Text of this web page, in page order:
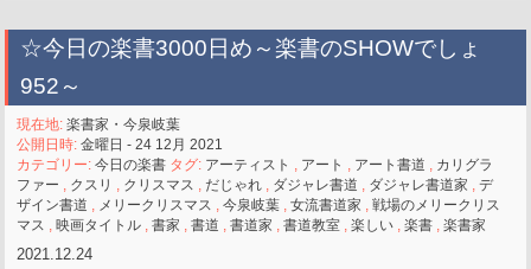
☆今日の楽書3000日め～楽書のSHOWでしょ
952～
現在地:楽書家・今泉岐葉
公開日時:金曜日 - 24 12月 2021
カテゴリー:今日の楽書 タグ: アーティスト アート アート書道
カリグラ
ファー
クスリ クリスマス だじゃれ ダジャレ書道 ダジャレ書道家 ,デ
ザイン書道
メリークリスマス ,今泉岐葉 ,女流書道家 ,戦場のメリークリス
マス
,映画タイトル ,書家 ,書道 ,書道家 ,書道教室 ,楽しい ,楽書 ,楽書家
2021.12.24